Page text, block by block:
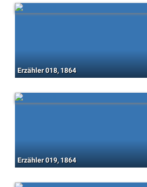
Erzähler 018, 1864
Erzähler 019, 1864